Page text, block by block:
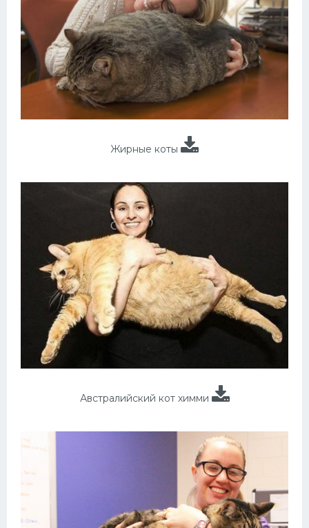
Жирные коты
Австралийский кот химми